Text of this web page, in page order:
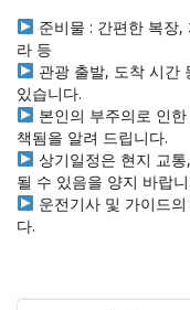
준비물 : 간편한 복장
라 등
관광 출발, 도착 시간
있습니다.
본인의 부주의로 인
책됨을 알려 드립니다.
상기일정은 현지 교
될 수 있음을 양지 바랍
운전기사 및 가이드
다.